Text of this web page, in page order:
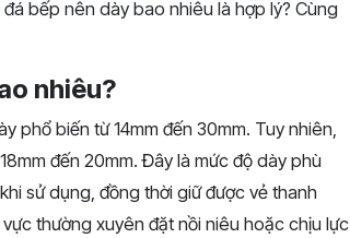
bếp nên dày bao nhiêu là hợp lý? Cùng
nhiêu?
phổ biến từ 14mm đến 30mm. Tuy nhiên,
đến 20mm. Đây là mức độ dày phù
sử dụng, đồng thời giữ được vẻ thanh
thường xuyên đặt nồi niêu hoặc chịu lực